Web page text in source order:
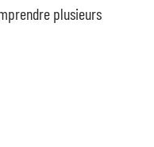
plusieurs